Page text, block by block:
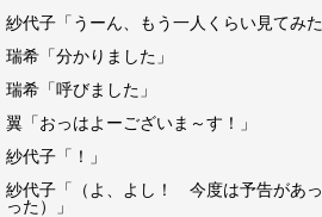
紗代子「うーん、もう一人くらい見てみた
瑞希「分かりました」
瑞希「呼びました」
翼「おっはよーございま～す！」
紗代子「！」
紗代子「（よ、よし！ 今度は予告があ
った）」